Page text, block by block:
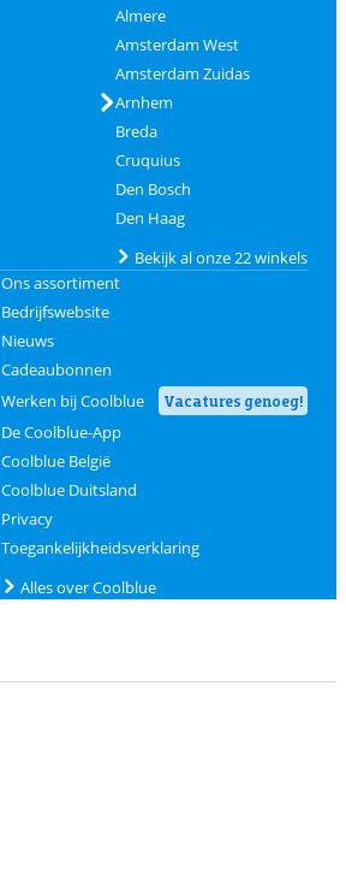
Almere
Amsterdam West
Amsterdam Zuidas
Arnhem
Breda
Cruquius
Den Bosch
Den Haag
Bekijk al onze 22 winkels
Ons assortiment
Bedrijfswebsite
Nieuws
Cadeaubonnen
Werken bij Coolblue
Vacatures genoeg!
De Coolblue-App
Coolblue België
Coolblue Duitsland
Privacy
Toegankelijkheidsverklaring
Alles over Coolblue